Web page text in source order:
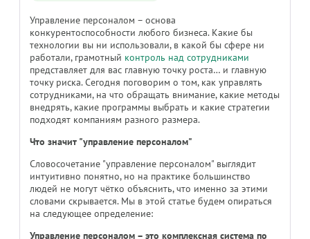
Управление персоналом – основа
конкурентоспособности любого бизнеса. Какие бы
технологии вы ни использовали, в какой бы сфере ни
работали, грамотный контроль над сотрудниками
представляет для вас главную точку роста… и главную
точку риска. Сегодня поговорим о том, как управлять
сотрудниками, на что обращать внимание, какие методы
внедрять, какие программы выбрать и какие стратегии
подходят компаниям разного размера.
Что значит "управление персоналом"
Словосочетание "управление персоналом" выглядит
интуитивно понятно, но на практике большинство
людей не могут чётко объяснить, что именно за этими
словами скрывается. Мы в этой статье будем опираться
на следующее определение:
Управление персоналом – это комплексная система по